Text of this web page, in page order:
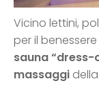
Vicino lettini,
per il
sauna “dress-
massaggi della